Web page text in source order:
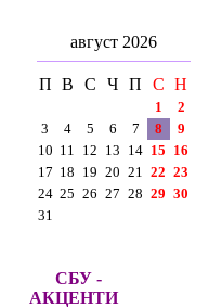
август 2026
П В С Ч П С Н
1
2
3
4 5 6 7 8
9
10 11 12 13 14 15 16
17 18 19 20 21 22 23
24 25 26 27 28 29 30
31
СБУ -
АКЦЕНТИ